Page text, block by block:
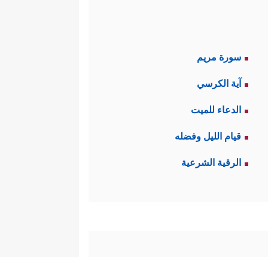
سورة مريم
آية الكرسي
الدعاء للميت
قيام الليل وفضله
الرقية الشرعية